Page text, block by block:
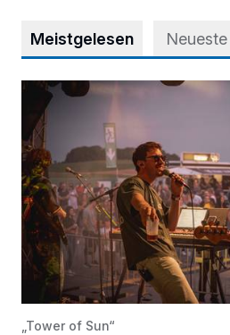
Meistgelesen
Mehr als nur ein Festival
„Tower of Sun“